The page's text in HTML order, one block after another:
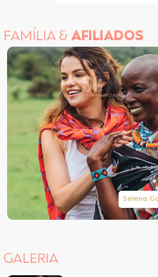
FAMÍLIA &AFILIADOS
Selena
GALERIA